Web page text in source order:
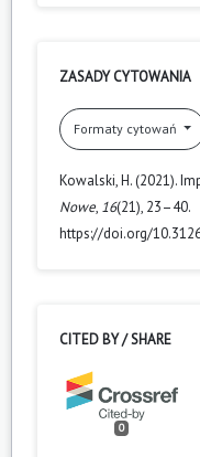
ZASADY CYTOWANIA
Formaty cytowań
Kowalski, H. (2021).
Nowe, 16(21), 23–40.
https://doi.org/
CITED BY / SHARE
0